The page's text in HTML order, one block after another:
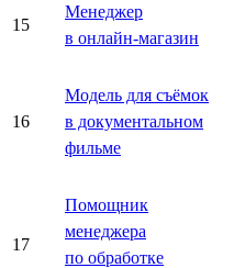
15
Менеджер
в онлайн-магазин
16
Модель для съёмок
в документальном
фильме
17
Помощник
менеджера
по обработке